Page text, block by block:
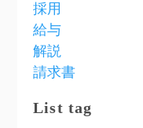
採用
給与
解説
請求書
List tag